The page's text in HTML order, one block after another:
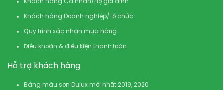
Khách hàng Cá nhân/Hộ gia đình
Khách hàng Doanh nghiệp/Tổ chức
Quy trình xác nhận mua hàng
Điều khoản & điều kiện thanh toán
Hỗ trợ khách hàng
Bảng màu sơn Dulux mới nhất 2019, 2020